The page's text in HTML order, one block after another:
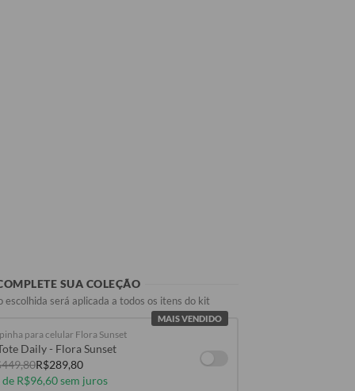
SUA COLEÇÃO
escolhida será aplicada a todos os itens do kit
MAIS VENDIDO
para celular Flora Sunset
Daily - Flora Sunset
R$289,80
de R$96,60 sem juros